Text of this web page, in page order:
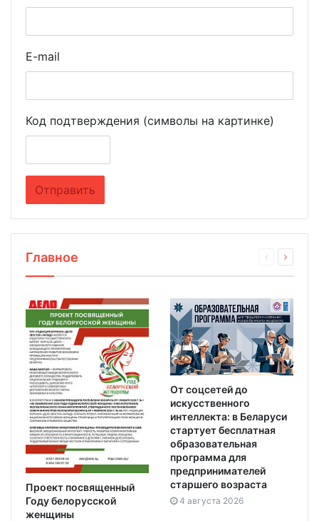
E-mail
Код подтверждения (символы на картинке)
Главное
Проект посвященный
Году белорусской
женщины
От соцсетей до
искусственного
интеллекта: в Беларуси
стартует бесплатная
образовательная
программа для
предпринимателей
старшего возраста
4 августа 2026